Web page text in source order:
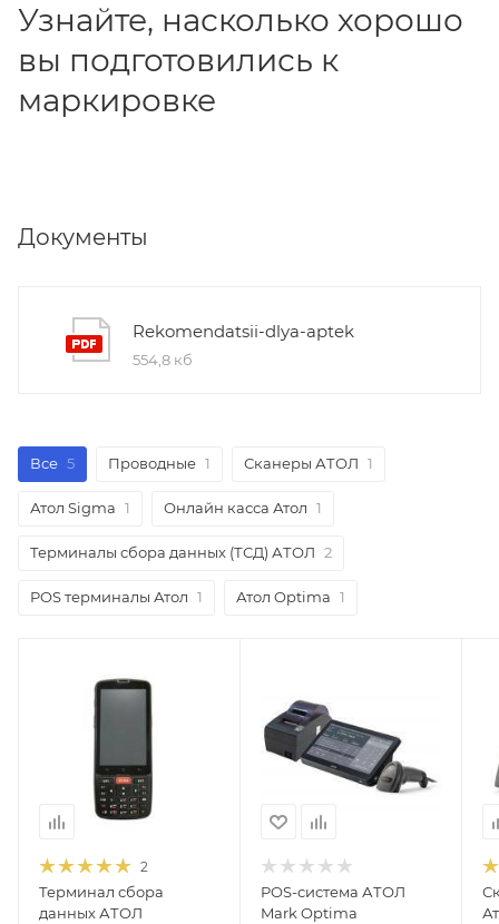
Узнайте, насколько хорошо
вы подготовились к
маркировке
Документы
Rekomendatsii-dlya-aptek
554,8 кб
Все 5 Проводные 1 Сканеры АТОЛ 1
Атол Sigma 1 Онлайн касса Атол 1
Терминалы сбора данных (ТСД) АТОЛ 2
POS терминалы Атол 1 Атол Optima 1
2
Терминал сбора
данных АТОЛ
POS-система АТОЛ
Mark Optima